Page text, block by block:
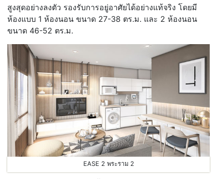
สูงสุดอย่างลงตัว รองรับการอยู่อาศัยได้อย่างแท้จริง โดยมี
ห้องแบบ 1 ห้องนอน ขนาด 27-38 ตร.ม. และ 2 ห้องนอน
ขนาด 46-52 ตร.ม.
EASE 2 พระราม 2